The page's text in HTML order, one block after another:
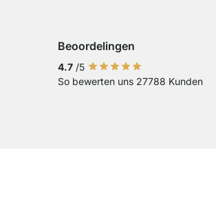
met Klarna Sofort
Beoordelingen
4.7 /5
So bewerten uns 27788 Kunden